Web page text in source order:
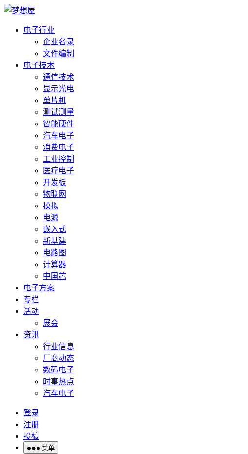
电子行业
企业名录
文件编制
电子技术
通信技术
显示光电
单片机
测试测量
智能硬件
汽车电子
消费电子
工业控制
医疗电子
开发板
物联网
模拟
电源
嵌入式
新基建
电路图
计算器
中国芯
电子方案
专栏
活动
展会
资讯
行业信息
厂商动态
数码电子
时事热点
汽车电子
登录
注册
投稿
菜单